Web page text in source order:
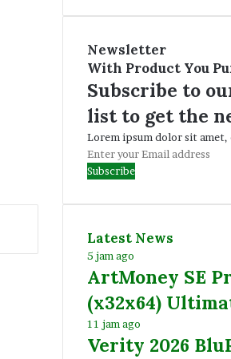
Newsletter
With Product You
Subscribe to
list to get the
Lorem ipsum dolor sit amet,
Enter
your
address
Latest News
5 jam ago
ArtMoney SE
(x32x64)
11 jam ago
Verity 2026